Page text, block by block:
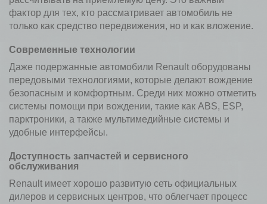
фактор для тех, кто рассматривает автомобиль не
только как средство передвижения, но и как вложение.
Современные технологии
Даже подержанные автомобили Renault оборудованы
передовыми технологиями, которые делают вождение
безопасным и комфортным. Среди них можно отметить
системы помощи при вождении, такие как ABS, ESP,
парктроники, а также мультимедийные системы и
удобные интерфейсы.
Доступность запчастей и сервисного
обслуживания
Renault имеет хорошо развитую сеть официальных
дилеров и сервисных центров, что облегчает процесс